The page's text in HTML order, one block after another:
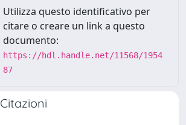
Utilizza questo identificativo per
citare o creare un link a questo
documento:
https://hdl.handle.net/11568/1954
87
Citazioni